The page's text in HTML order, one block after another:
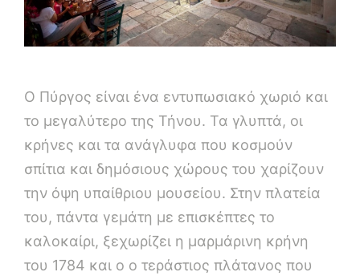
Ο Πύργος είναι ένα εντυπωσιακό χωριό και
το μεγαλύτερο της Τήνου. Τα γλυπτά, οι
κρήνες και τα ανάγλυφα που κοσμούν
σπίτια και δημόσιους χώρους του χαρίζουν
την όψη υπαίθριου μουσείου. Στην πλατεία
του, πάντα γεμάτη με επισκέπτες το
καλοκαίρι, ξεχωρίζει η μαρμάρινη κρήνη
του 1784 και ο ο τεράστιος πλάτανος που